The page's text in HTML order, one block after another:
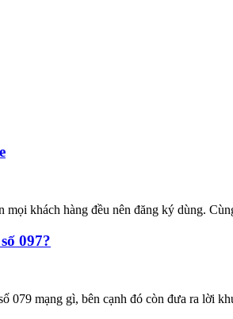
khách hàng đều nên đăng ký dùng.
097?
079 mạng gì, bên cạnh đó còn đưa ra lời